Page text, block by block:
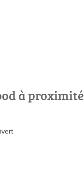
à proximité